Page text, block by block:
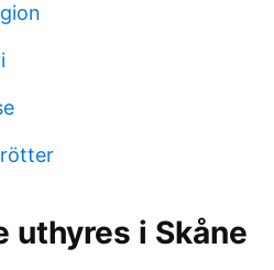
uthyres i Skåne